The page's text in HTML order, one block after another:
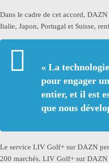
Dans le cadre de cet accord,
Italie, Japon, Portugal et Suisse,
« La
pour engager
entier, et il est
que nous
Le service LIV Golf+ sur DAZN
200 marchés. LIV Golf+ sur